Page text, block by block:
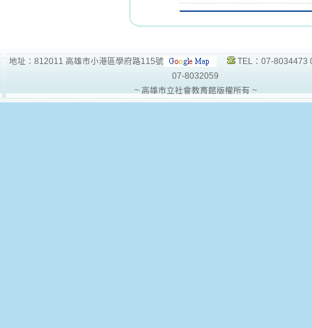
地址：812011 高雄市小港區學府路115號
TEL：07-8034473
07-8032059
~ 高雄市立社會教育館版權所有 ~